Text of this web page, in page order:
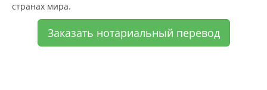
странах мира.
Заказать нотариальный перевод